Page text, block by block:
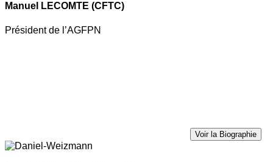
Manuel LECOMTE (CFTC)
Président de l’AGFPN
Voir la Biographie